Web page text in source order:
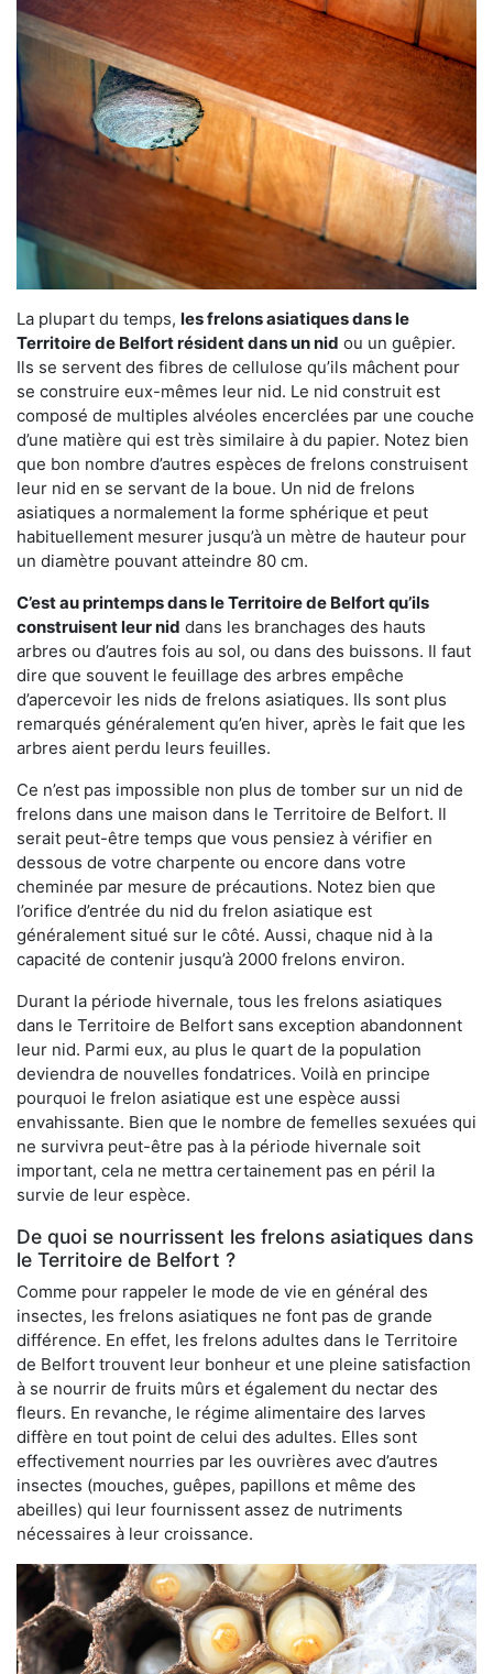
La plupart du temps, les frelons asiatiques dans le
Territoire de Belfort résident dans un nid ou un guêpier.
Ils se servent des fibres de cellulose qu’ils mâchent pour
se construire eux-mêmes leur nid. Le nid construit est
composé de multiples alvéoles encerclées par une couche
d’une matière qui est très similaire à du papier. Notez bien
que bon nombre d’autres espèces de frelons construisent
leur nid en se servant de la boue. Un nid de frelons
asiatiques a normalement la forme sphérique et peut
habituellement mesurer jusqu’à un mètre de hauteur pour
un diamètre pouvant atteindre 80 cm.
C’est au printemps dans le Territoire de Belfort qu’ils
construisent leur nid dans les branchages des hauts
arbres ou d’autres fois au sol, ou dans des buissons. Il faut
dire que souvent le feuillage des arbres empêche
d’apercevoir les nids de frelons asiatiques. Ils sont plus
remarqués généralement qu’en hiver, après le fait que les
arbres aient perdu leurs feuilles.
Ce n’est pas impossible non plus de tomber sur un nid de
frelons dans une maison dans le Territoire de Belfort. Il
serait peut-être temps que vous pensiez à vérifier en
dessous de votre charpente ou encore dans votre
cheminée par mesure de précautions. Notez bien que
l’orifice d’entrée du nid du frelon asiatique est
généralement situé sur le côté. Aussi, chaque nid à la
capacité de contenir jusqu’à 2000 frelons environ.
Durant la période hivernale, tous les frelons asiatiques
dans le Territoire de Belfort sans exception abandonnent
leur nid. Parmi eux, au plus le quart de la population
deviendra de nouvelles fondatrices. Voilà en principe
pourquoi le frelon asiatique est une espèce aussi
envahissante. Bien que le nombre de femelles sexuées qui
ne survivra peut-être pas à la période hivernale soit
important, cela ne mettra certainement pas en péril la
survie de leur espèce.
De quoi se nourrissent les frelons asiatiques dans
le Territoire de Belfort ?
Comme pour rappeler le mode de vie en général des
insectes, les frelons asiatiques ne font pas de grande
différence. En effet, les frelons adultes dans le Territoire
de Belfort trouvent leur bonheur et une pleine satisfaction
à se nourrir de fruits mûrs et également du nectar des
fleurs. En revanche, le régime alimentaire des larves
diffère en tout point de celui des adultes. Elles sont
effectivement nourries par les ouvrières avec d’autres
insectes (mouches, guêpes, papillons et même des
abeilles) qui leur fournissent assez de nutriments
nécessaires à leur croissance.